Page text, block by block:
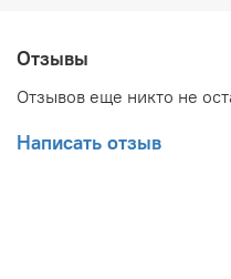
реверсивными
Возможность
Гарантированное
Отзывы
Отзывов еще никто не
Написать отзыв